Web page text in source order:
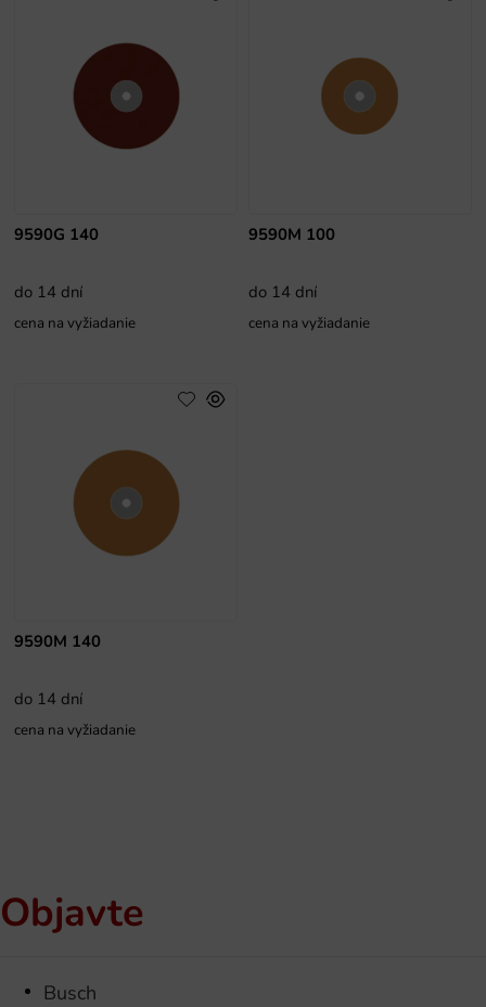
9590G 140
do 14 dní
cena na vyžiadanie
9590M 100
do 14 dní
cena na vyžiadanie
9590M 140
do 14 dní
cena na vyžiadanie
Objavte
Busch